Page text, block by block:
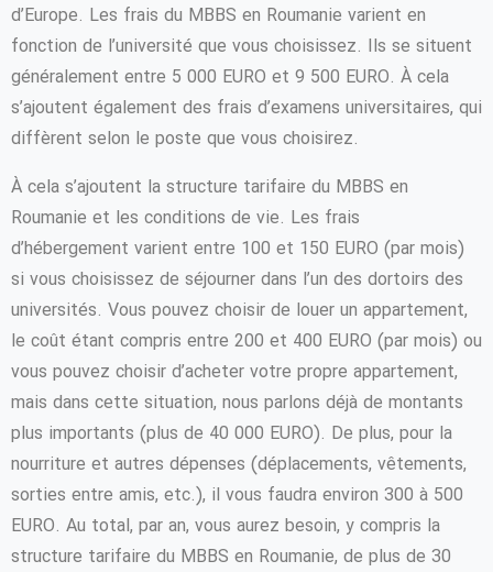
d’Europe. Les frais du MBBS en Roumanie varient en
fonction de l’université que vous choisissez. Ils se situent
généralement entre 5 000 EURO et 9 500 EURO. À cela
s’ajoutent également des frais d’examens universitaires, qui
diffèrent selon le poste que vous choisirez.
À cela s’ajoutent la structure tarifaire du MBBS en
Roumanie et les conditions de vie. Les frais
d’hébergement varient entre 100 et 150 EURO (par mois)
si vous choisissez de séjourner dans l’un des dortoirs des
universités. Vous pouvez choisir de louer un appartement,
le coût étant compris entre 200 et 400 EURO (par mois) ou
vous pouvez choisir d’acheter votre propre appartement,
mais dans cette situation, nous parlons déjà de montants
plus importants (plus de 40 000 EURO). De plus, pour la
nourriture et autres dépenses (déplacements, vêtements,
sorties entre amis, etc.), il vous faudra environ 300 à 500
EURO. Au total, par an, vous aurez besoin, y compris la
structure tarifaire du MBBS en Roumanie, de plus de 30